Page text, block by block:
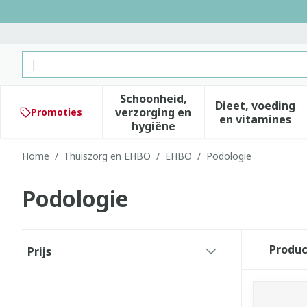
Product, merk, categorie...
Promoties
Schoonheid,
verzorging en
hygiëne
Toon submenu voor
Dieet, voeding
en vitamines
Toon
Home / Thuiszorg en EHBO / EHBO / Podologie
Podologie
Prijs